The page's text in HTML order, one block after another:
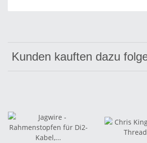
Kunden kauften dazu